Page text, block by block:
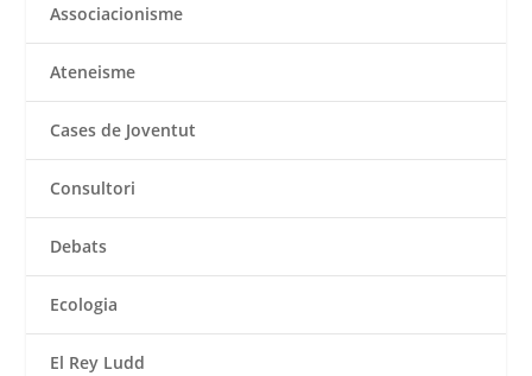
Associacionisme
Ateneisme
Cases de Joventut
Consultori
Debats
Ecologia
El Rey Ludd